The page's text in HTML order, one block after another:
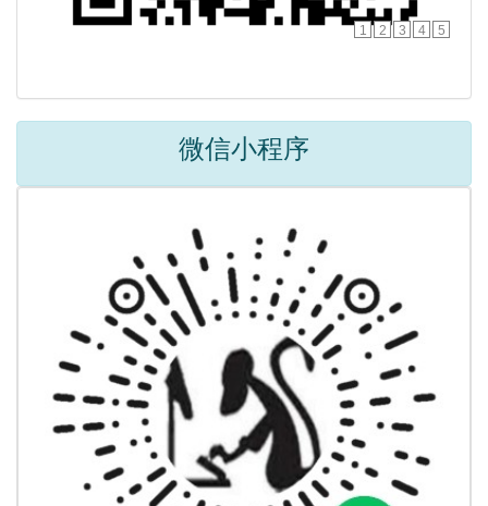
1 2 3 4 5
微信小程序